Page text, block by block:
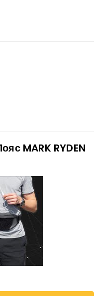
MARK RYDEN